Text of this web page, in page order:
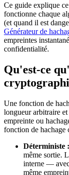
Ce guide explique
fonctionne chaque
(et quand il est
Générateur de
empreintes
confidentialité.
Qu'est-ce
Une fonction de
longueur arbitraire
empreinte ou
fonction de hachage
Déterministe :
même sortie.
interne — avec
même